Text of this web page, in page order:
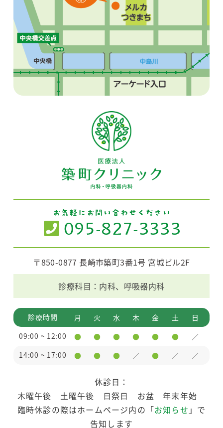
お気軽にお問い合わせください
〒850-0877 長崎市築町3番1号 宮城ビル2F
診療科目：内科、呼吸器内科
診療時間 月 火 水 木 金 土
日
09:00 ~ 12:00
● ● ● ● ● ●
／
14:00 ~ 17:00
● ● ● ／ ● ／ ／
休診日：
木曜午後 土曜午後 日祭日 お盆 年末年始
臨時休診の際はホームページ内の「お知らせ 」で
告知します